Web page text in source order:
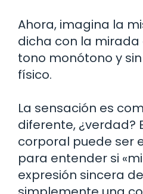
Ahora, imagina la
dicha con la mirada
tono monótono y
físico.
La sensación es
diferente, ¿verdad?
corporal puede ser
para entender si
expresión sincera